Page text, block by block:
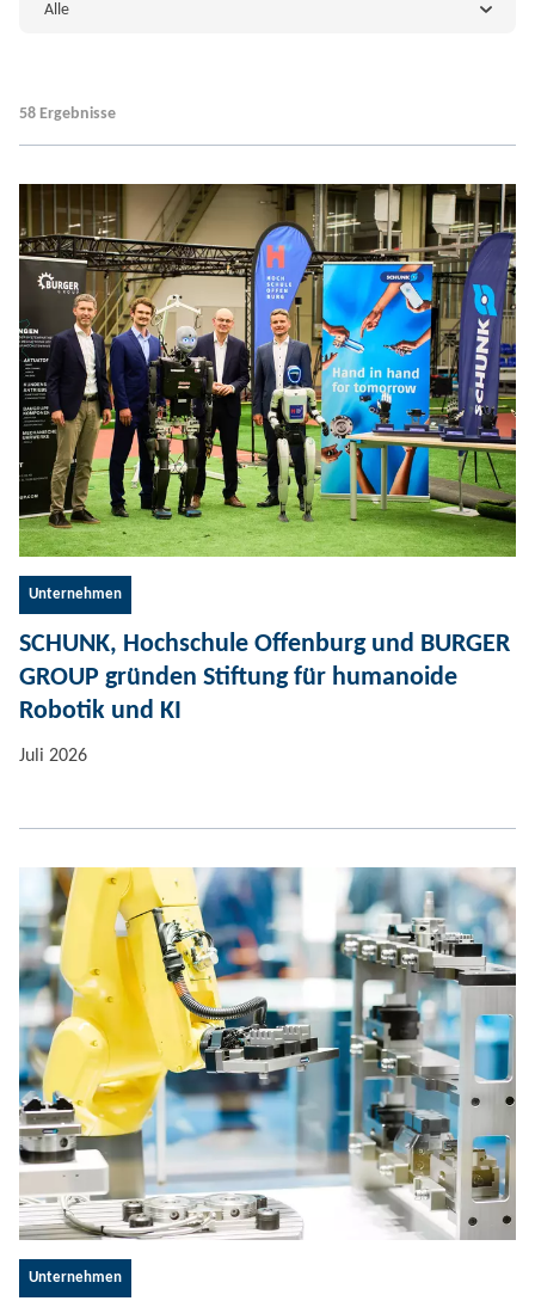
Alle
58 Ergebnisse
Unternehmen
SCHUNK, Hochschule Offenburg und BURGER
GROUP gründen Stiftung für humanoide
Robotik und KI
Juli 2026
Unternehmen